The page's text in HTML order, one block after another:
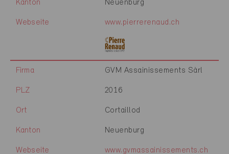
Kanton Neuenburg
Webseite www.pierrerenaud.ch
Firma GVM Assainissements Sàrl
PLZ 2016
Ort Cortaillod
Kanton Neuenburg
Webseite www.gvmassainissements.ch